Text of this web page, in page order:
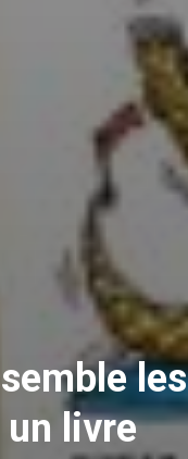
les
livre